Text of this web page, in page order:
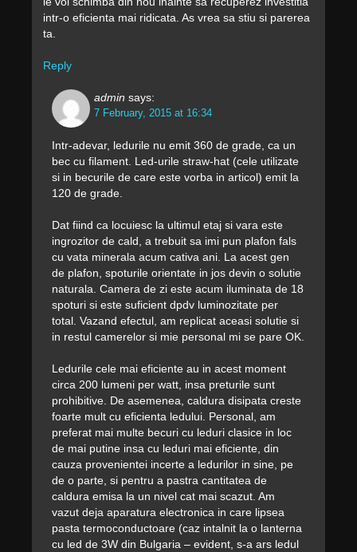
intr-o eficienta mai ridicata. As vrea sa stiu si parerea
ta.
Reply
admin says:
7 February, 2015 at 16:34
Intr-adevar, ledurile nu emit 360 de grade, ca un
bec cu filament. Led-urile straw-hat (cele utilizate
si in becurile de care este vorba in articol) emit la
120 de grade.
Dat fiind ca locuiesc la ultimul etaj si vara este
ingrozitor de cald, a trebuit sa imi pun plafon fals
cu vata minerala acum cativa ani. La acest gen
de plafon, spoturile orientate in jos devin o solutie
naturala. Camera de zi este acum iluminata de 18
spoturi si este suficient dpdv luminozitate per
total. Vazand efectul, am replicat aceasi solutie si
in restul camerelor si mie personal mi se pare OK.
Ledurile cele mai eficiente au in acest moment
circa 200 lumeni per watt, insa preturile sunt
prohibitive. De asemenea, caldura disipata creste
foarte mult cu eficienta ledului. Personal, am
preferat mai multe becuri cu leduri clasice in loc
de mai putine insa cu leduri mai eficiente, din
cauza provenientei incerte a ledurilor in sine, pe
de o parte, si pentru a pastra cantitatea de
caldura emisa la un nivel cat mai scazut. Am
vazut deja aparatura electronica in care lipsea
pasta termoconductoare (caz intalnit la o lanterna
cu led de 3W din Bulgaria – evident, s-a ars ledul